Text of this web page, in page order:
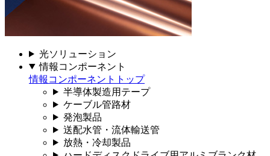
光ソリューション
情報コンポーネント
情報コンポーネントトップ
半導体製造用テープ
ケーブル管路材
発泡製品
送配水管・流体輸送管
放熱・冷却製品